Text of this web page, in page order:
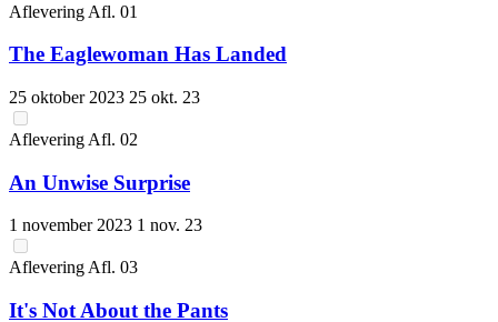
Aflevering Afl. 01
The Eaglewoman Has Landed
25 oktober 2023 25 okt. 23
Aflevering Afl. 02
An Unwise Surprise
1 november 2023 1 nov. 23
Aflevering Afl. 03
It's Not About the Pants